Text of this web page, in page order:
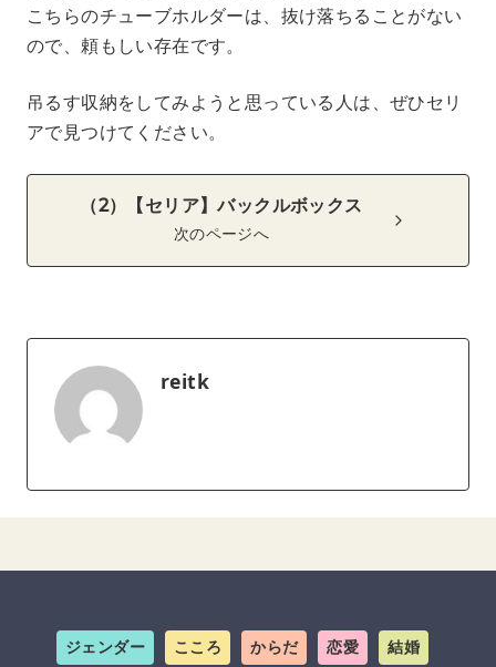
こちらのチューブホルダーは、抜け落ちることがない
ので、頼もしい存在です。
吊るす収納をしてみようと思っている人は、ぜひセリ
アで見つけてください。
（2）【セリア】バックルボックス
次のページへ
reitk
ジェンダー こころ からだ 恋愛 結婚